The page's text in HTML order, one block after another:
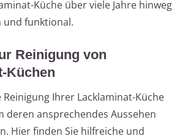
Küche über viele Jahre hinweg
und funktional.
Reinigung von
Küchen
Ihrer Lacklaminat-Küche
deren ansprechendes Aussehen
Hier finden Sie hilfreiche und